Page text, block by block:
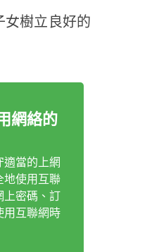
樹立良好的
網絡的
適當的上網
地使用互聯
上密碼、訂
用互聯網時